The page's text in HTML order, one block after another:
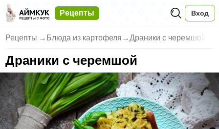
Рецепты Вход
Рецепты → Блюда из картофеля →Драники с черемшой
Драники с черемшой